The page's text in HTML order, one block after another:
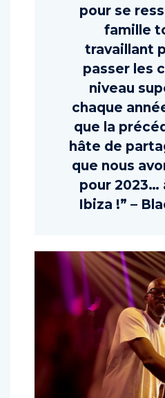
pour se
famille
travaillant
passer les
niveau
chaque
que la
hâte de
que nous
pour 2023…
Ibiza !” –